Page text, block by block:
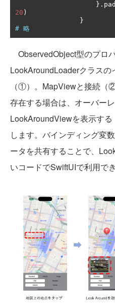
}.
20 )
}
# 略
ObservedObject型のプロ
LookAroundLoaderクラス
（①）。MapViewと接続
存在する場合は、オーバー
LookAroundViewを表示す
します。バインディング変
ータを共有することで、
いコードでSwiftUIで利用でき